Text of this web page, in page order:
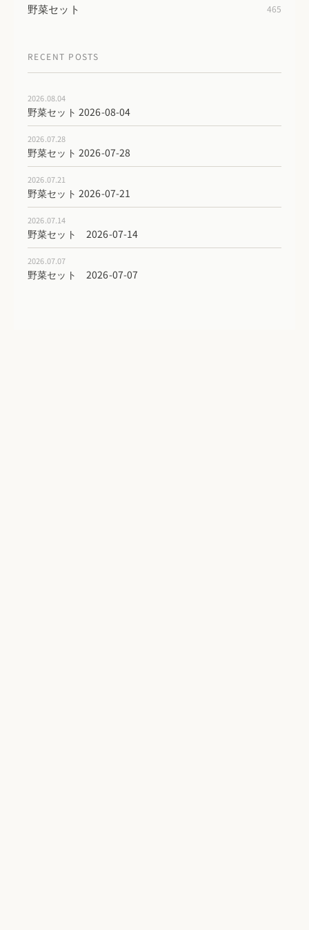
野菜セット 465
RECENT POSTS
2026.08.04
野菜セット 2026-08-04
2026.07.28
野菜セット 2026-07-28
2026.07.21
野菜セット 2026-07-21
2026.07.14
野菜セット 2026-07-14
2026.07.07
野菜セット 2026-07-07